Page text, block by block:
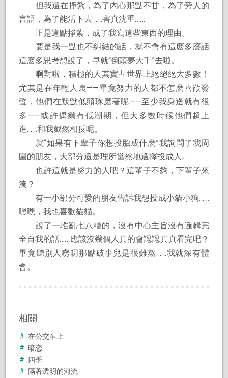
但我還在掙紮，為了內心那點不甘，為了旁人的
言語，為了能活下去……害真沈重……
正是這點掙紮，成了我寫這些東西的理由。
要是我一點也不糾結的話，就不會有這麽多廢話
這麽多思考想說了，早就“倒頭夢大千”去啦。
啊對啦，積極的人其實占世界上絕絕絕大多數！
尤其是在年輕人裏——畢竟努力的人都不怎麽喜歡發
聲，他們在默默低頭琢磨著呢——至少我身邊就有很
多——或許偶爾有低潮期，但大多數時候他們超上
進……和我截然相反呢。
就“如果有下輩子你想投胎成什麽”我詢問了我周
圍的朋友，大部分還是理所當然地選擇投成人。
也許這就是努力的人吧？這輩子不夠，下輩子來
湊？
有一小部分可愛的朋友告訴我想投成小貓小狗……
嘿嘿，我也喜歡貓貓。
說了一堆亂七八糟的，沒有中心主旨沒有邏輯完
全自我的話……應該沒幾個人真的會認認真真看完吧？
畢竟聽別人嘮叨那點破事兒是很難熬……我就深有體
會。
相關
在公交车上
暗恋
四季
隔著透明的河流